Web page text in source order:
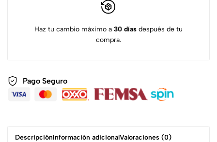
Haz tu cambio máximo a 30 días después de tu
compra.
Pago Seguro
DescripciónInformación adicionalValoraciones (0)